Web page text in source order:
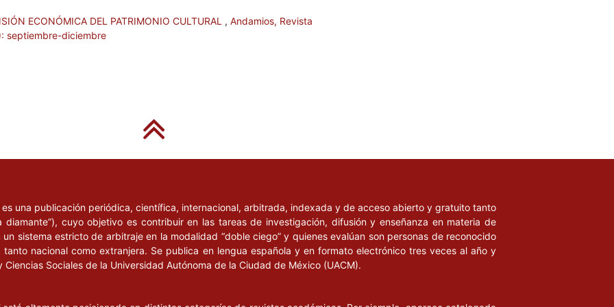
urbana, fuerzas en
y conservación
DE MÉXICO (FCH)
LA CIUDAD DE
bases para un
(GDF).
GDF-Cementos
ECONÓMICA DEL PATRIMONIO CULTURAL , Andamios, Revista
septiembre-diciembre
es una publicación periódica, científica, internacional, arbitrada, indexada y de acceso abierto y gratuito tanto
diamante”), cuyo objetivo es contribuir en las tareas de investigación, difusión y enseñanza en materia de
sistema estricto de arbitraje en la modalidad “doble ciego” y quienes evalúan son personas de reconocido
nacional como extranjera. Se publica en lengua española y en formato electrónico tres veces al año y
Sociales de la Universidad Autónoma de la Ciudad de México (UACM).